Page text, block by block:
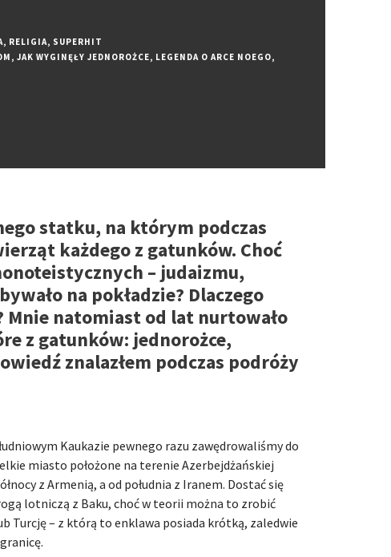
, RELIGIA, SUPERHIT
, JAK WYGINĘŁY JEDNOROŻCE, LEGENDA O ARCE NOEGO,
statku, na którym podczas
każdego z gatunków. Choć
– judaizmu,
na pokładzie? Dlaczego
Mnie natomiast od lat nurtowało
z gatunków: jednorożce,
znalazłem podczas podróży
Kaukazie pewnego razu zawędrowaliśmy do
miasto położone na terenie Azerbejdżańskiej
z Armenią, a od południa z Iranem. Dostać się
lotniczą z Baku, choć w teorii można to zrobić
Turcję – z którą to enklawa posiada krótką, zaledwie